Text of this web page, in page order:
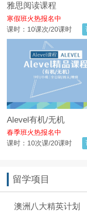
雅思阅读课程
寒假班火热报名中
课时：10课次/20课时
Alevel有机/无机
春季班火热报名中
课时：10次课/20课时
留学项目
澳洲八大精英计划